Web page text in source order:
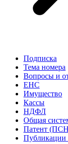
Подписка
Тема номера
Вопросы и
ЕНС
Имущество
Кассы
НДФЛ
Общая
Патент
Публикации